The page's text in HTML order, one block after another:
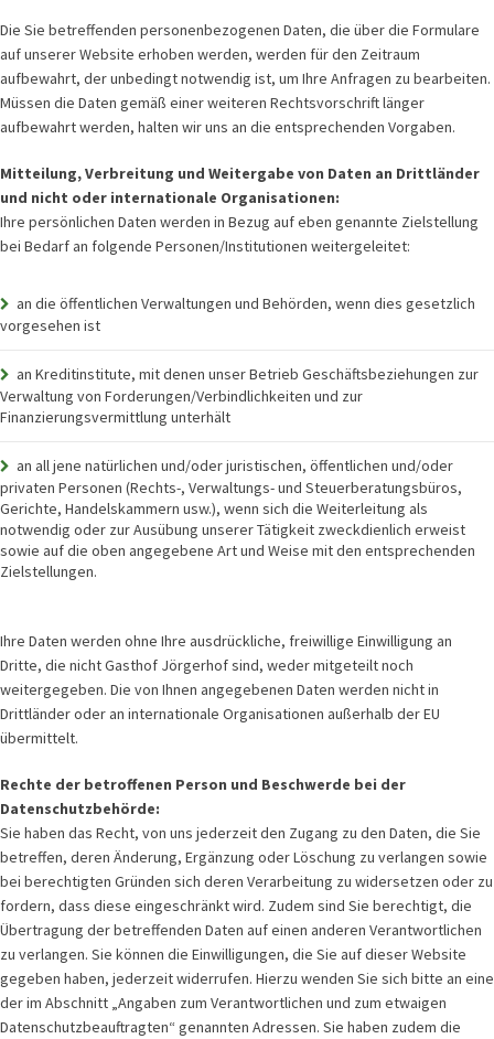
Die Sie betreffenden personenbezogenen Daten, die über die Formulare
auf unserer Website erhoben werden, werden für den Zeitraum
aufbewahrt, der unbedingt notwendig ist, um Ihre Anfragen zu bearbeiten.
Müssen die Daten gemäß einer weiteren Rechtsvorschrift länger
aufbewahrt werden, halten wir uns an die entsprechenden Vorgaben.
Mitteilung, Verbreitung und Weitergabe von Daten an Drittländer
und nicht oder internationale Organisationen:
Ihre persönlichen Daten werden in Bezug auf eben genannte Zielstellung
bei Bedarf an folgende Personen/Institutionen weitergeleitet:
an die öffentlichen Verwaltungen und Behörden, wenn dies gesetzlich
vorgesehen ist
an Kreditinstitute, mit denen unser Betrieb Geschäftsbeziehungen zur
Verwaltung von Forderungen/Verbindlichkeiten und zur
Finanzierungsvermittlung unterhält
an all jene natürlichen und/oder juristischen, öffentlichen und/oder
privaten Personen (Rechts-, Verwaltungs- und Steuerberatungsbüros,
Gerichte, Handelskammern usw.), wenn sich die Weiterleitung als
notwendig oder zur Ausübung unserer Tätigkeit zweckdienlich erweist
sowie auf die oben angegebene Art und Weise mit den entsprechenden
Zielstellungen.
Ihre Daten werden ohne Ihre ausdrückliche, freiwillige Einwilligung an
Dritte, die nicht Gasthof Jörgerhof sind, weder mitgeteilt noch
weitergegeben. Die von Ihnen angegebenen Daten werden nicht in
Drittländer oder an internationale Organisationen außerhalb der EU
übermittelt.
Rechte der betroffenen Person und Beschwerde bei der
Datenschutzbehörde:
Sie haben das Recht, von uns jederzeit den Zugang zu den Daten, die Sie
betreffen, deren Änderung, Ergänzung oder Löschung zu verlangen sowie
bei berechtigten Gründen sich deren Verarbeitung zu widersetzen oder zu
fordern, dass diese eingeschränkt wird. Zudem sind Sie berechtigt, die
Übertragung der betreffenden Daten auf einen anderen Verantwortlichen
zu verlangen. Sie können die Einwilligungen, die Sie auf dieser Website
gegeben haben, jederzeit widerrufen. Hierzu wenden Sie sich bitte an eine
der im Abschnitt „Angaben zum Verantwortlichen und zum etwaigen
Datenschutzbeauftragten“ genannten Adressen. Sie haben zudem die